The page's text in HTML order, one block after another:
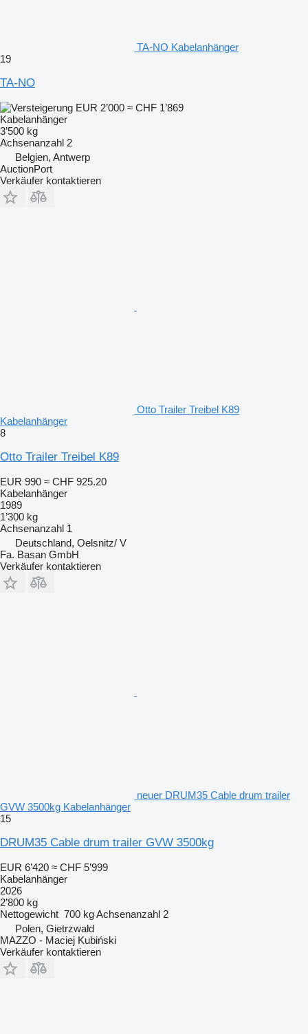
TA-NO Kabelanhänger
19
TA-NO
EUR 2’000 ≈ CHF 1’869
Kabelanhänger
3’500 kg
Achsenanzahl 2
Belgien, Antwerp
AuctionPort
Verkäufer kontaktieren
Otto Trailer Treibel K89
Kabelanhänger
8
Otto Trailer Treibel K89
EUR 990 ≈ CHF 925.20
Kabelanhänger
1989
1’300 kg
Achsenanzahl 1
Deutschland, Oelsnitz/ V
Fa. Basan GmbH
Verkäufer kontaktieren
neuer DRUM35 Cable drum trailer
GVW 3500kg Kabelanhänger
15
DRUM35 Cable drum trailer GVW 3500kg
EUR 6’420 ≈ CHF 5’999
Kabelanhänger
2026
2’800 kg
Nettogewicht 700 kgAchsenanzahl 2
Polen, Gietrzwałd
MAZZO - Maciej Kubiński
Verkäufer kontaktieren